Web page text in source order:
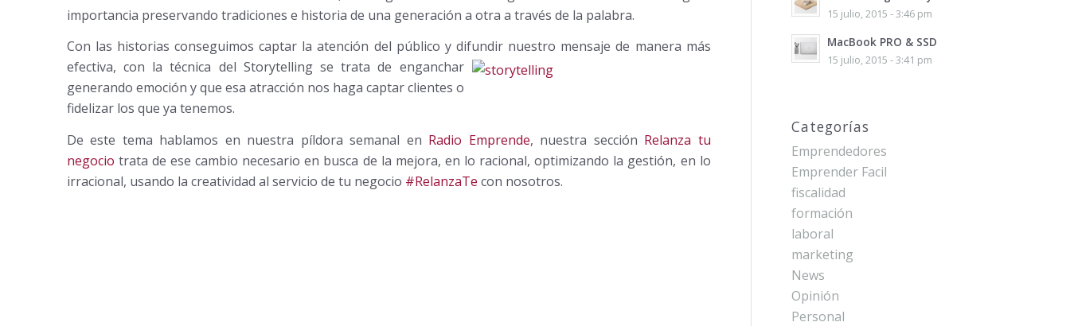
importancia preservando tradiciones e historia de una generación a otra a través de la palabra.
Con las historias conseguimos captar la atención del público y difundir nuestro mensaje de manera más
efectiva, con la técnica del Storytelling se trata de enganchar
generando emoción y que esa atracción nos haga captar clientes o
fidelizar los que ya tenemos.
De este tema hablamos en nuestra píldora semanal en Radio Emprende, nuestra sección Relanza tu
negocio trata de ese cambio necesario en busca de la mejora, en lo racional, optimizando la gestión, en lo
irracional, usando la creatividad al servicio de tu negocio #RelanzaTe con nosotros.
15 julio, 2015 - 3:46 pm
MacBook PRO & SSD
15 julio, 2015 - 3:41 pm
Categorías
Emprendedores
Emprender Facil
fiscalidad
formación
laboral
marketing
News
Opinión
Personal